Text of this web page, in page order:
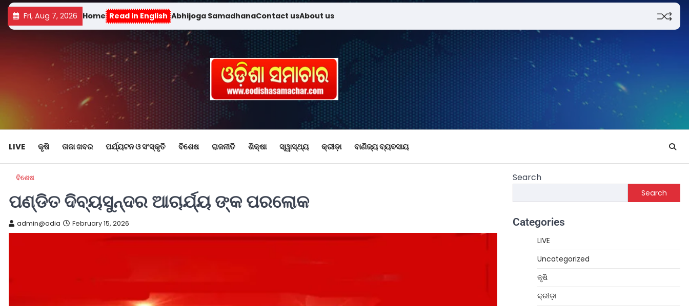
Fri, Aug 7, 2026 Home Read in English Abhijoga SamadhanaContact usAbout us
LIVE କୃଷି ତାଜା ଖବର ପର୍ଯ୍ୟଟନ ଓ ସଂସ୍କୃତି ବିଶେଷ ରାଜନୀତି ଶିକ୍ଷା ସ୍ୱାସ୍ଥ୍ୟ କ୍ରୀଡ଼ା ବାଣିଜ୍ୟ ବ୍ୟବସାୟ
ବିଶେଷ
ପଣ୍ଡିତ ଦିବ୍ୟସୁନ୍ଦର ଆଚାର୍ଯ୍ୟ ଙ୍କ ପରଲୋକ
admin@odia February 15, 2026
Search
Search
Categories
LIVE
Uncategorized
କୃଷି
କ୍ରୀଡ଼ା